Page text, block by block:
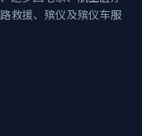
救援、殡仪及殡仪车服